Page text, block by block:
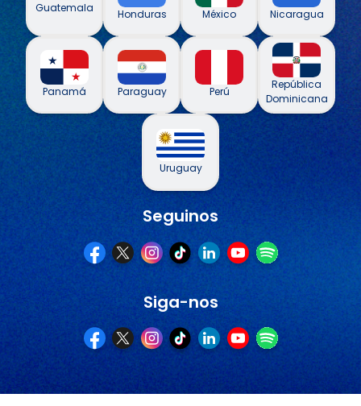
Guatemala Honduras México Nicaragua
Panamá Paraguay Perú
República
Dominicana
Uruguay
Seguinos
Siga-nos